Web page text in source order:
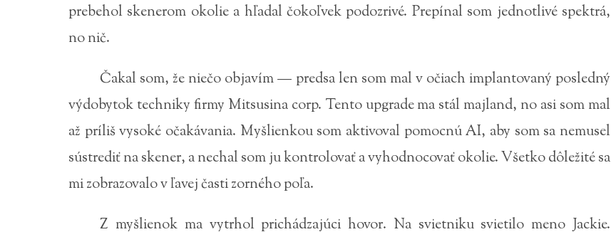
prebehol skenerom okolie a hľadal čokoľvek podozrivé. Prepínal som jednotlivé spektrá,
no nič.
Čakal som, že niečo objavím — predsa len som mal v očiach implantovaný posledný
výdobytok techniky firmy Mitsusina corp. Tento upgrade ma stál majland, no asi som mal
až príliš vysoké očakávania. Myšlienkou som aktivoval pomocnú AI, aby som sa nemusel
sústrediť na skener, a nechal som ju kontrolovať a vyhodnocovať okolie. Všetko dôležité sa
mi zobrazovalo v ľavej časti zorného poľa.
Z myšlienok ma vytrhol prichádzajúci hovor. Na svietniku svietilo meno Jackie.